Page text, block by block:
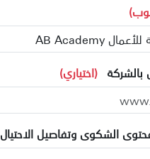
بالشركة (اختياري)
الشكوى وتفاصيل الاحتيال